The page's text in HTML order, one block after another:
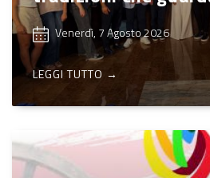
Venerdì, 7 Agosto 2026
LEGGI TUTTO →